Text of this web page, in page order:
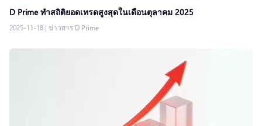
D Prime ทำสถิติยอดเทรดสูงสุดในเดือนตุลาคม 2025
2025-11-18 | ข่าวสาร D Prime